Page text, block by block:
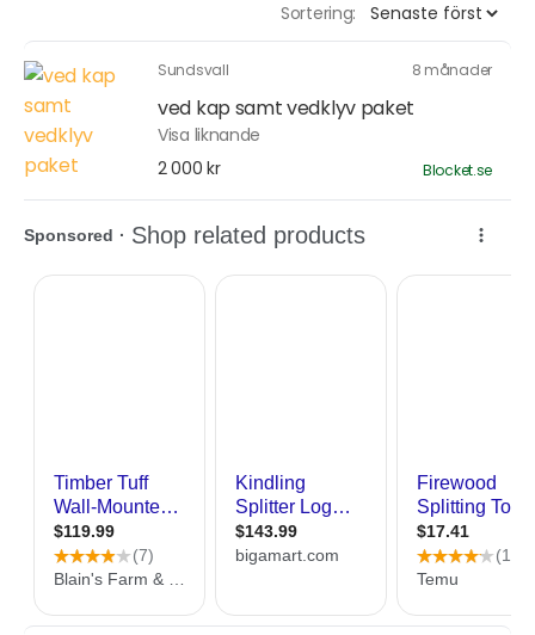
Sortering:
Sundsvall 8 månader
ved kap samt vedklyv paket
Visa liknande
2 000 kr
Blocket.se